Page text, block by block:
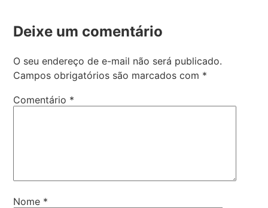
Deixe um comentário
O seu endereço de e-mail não será publicado.
Campos obrigatórios são marcados com *
Comentário *
Nome *